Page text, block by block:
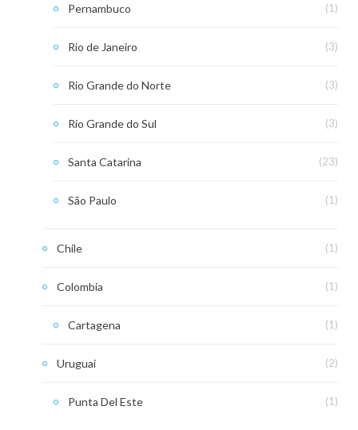
Pernambuco (1)
Rio de Janeiro (3)
Rio Grande do Norte (3)
Rio Grande do Sul (3)
Santa Catarina (23)
São Paulo (1)
Chile (1)
Colombia (1)
Cartagena (1)
Uruguai (2)
Punta Del Este (1)